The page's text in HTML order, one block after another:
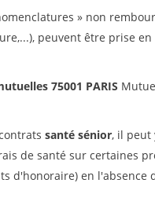
» non
peuvent être prise
75001 PARIS
santé sénior, il peut
de santé sur certaines
d'honoraire) en l'absence